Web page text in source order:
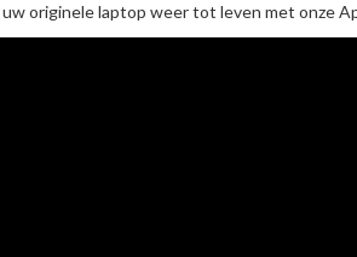
originele laptop weer tot leven met onze